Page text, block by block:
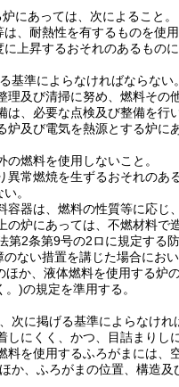
にあっては、次によること。
、耐熱性を有するものを使
上昇するおそれのあるもの
基準によらなければならない。
理及び清掃に努め、燃料その
は、必要な点検及び整備を行
炉及び電気を熱源とする炉に
の燃料を使用しないこと。
異常燃焼を生ずるおそれのあ
。
容器は、燃料の性質等に応じ
の炉にあっては、不燃材料で
第2条第9号の2ロに規定する
ない措置を講じた場合にお
ほか、液体燃料を使用する炉
。)の規定を準用する。
次に掲げる基準によらなけれ
しにくく、かつ、目詰まりし
料を使用するふろがまには、
か、ふろがまの位置、構造及